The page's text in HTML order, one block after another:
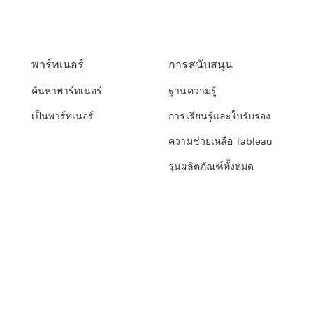
พาร์ทเนอร์
ค้นหาพาร์ทเนอร์
เป็นพาร์ทเนอร์
การสนับสนุน
ฐานความรู้
การเรียนรู้และใบรับรอง
ความช่วยเหลือ Tableau
รุ่นผลิตภัณฑ์ทั้งหมด